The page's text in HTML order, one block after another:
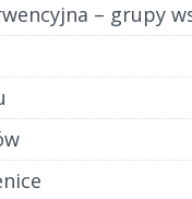
– grupy